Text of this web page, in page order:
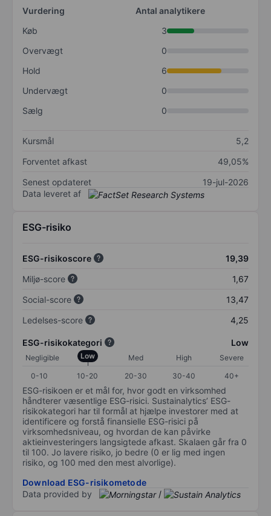
Vurdering
Antal analytikere
Køb
3
Overvægt
0
Hold
6
Undervægt
0
Sælg
0
Kursmål
5,2
Forventet afkast
49,05%
Senest opdateret
19-jul-2026
Data leveret af
ESG-risiko
ESG-risikoscore
19,39
Miljø-score
1,67
Social-score
13,47
Ledelses-score
4,25
ESG-risikokategori Low
Negligible Low Med High
Severe
0-10
10-20 20-30 30-40 40+
ESG-risikoen er et mål for, hvor godt en virksomhed
håndterer væsentlige ESG-risici. Sustainalytics’ ESG-
risikokategori har til formål at hjælpe investorer med at
identificere og forstå finansielle ESG-risici på
virksomhedsniveau, og hvordan de kan påvirke
aktieinvesteringers langsigtede afkast. Skalaen går fra 0
til 100. Jo lavere risiko, jo bedre (0 er lig med ingen
risiko, og 100 med den mest alvorlige).
Download ESG-risikometode
Data provided by
/